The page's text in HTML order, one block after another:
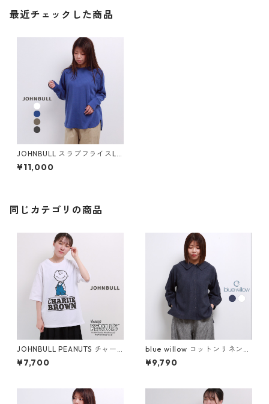
最近チェックした商品
JOHNBULL スラブフライスLS
プルオーバー レディース ジョ
ンブル JL243C06 長袖 カッ
¥11,000
同じカテゴリの商品
JOHNBULL PEANUTS チャー
リーブラウン プリントTシャツ
レディース メンズ ジョンブル
¥7,700
blue willow コットンリネンセ
ーラーカラーブラウス レディ
ース ブルーウィロー 01ESP11
¥9,790